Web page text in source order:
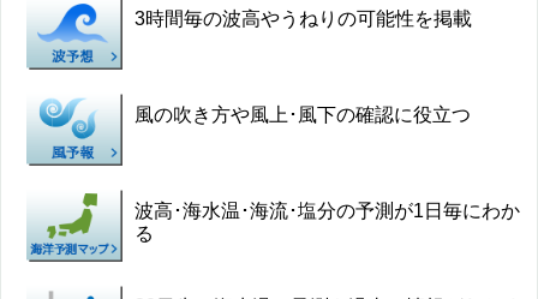
3時間毎の波高やうねりの可能性を掲載
風の吹き方や風上･風下の確認に役立つ
波高･海水温･海流･塩分の予測が1日毎にわか
る